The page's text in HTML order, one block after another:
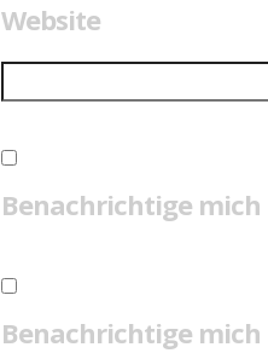
Website
Benachrichtige
Benachrichtige mich